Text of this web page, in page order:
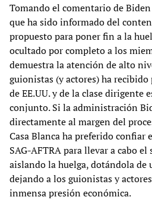
Tomando el comentario de
que ha sido informado del
propuesto para poner fin a la
ocultado por completo a los
demuestra la atención de alto
guionistas (y actores) ha
de EE.UU. y de la clase dirigente
conjunto. Si la administración
directamente al margen del
Casa Blanca ha preferido confiar
SAG-AFTRA para llevar a cabo
aislando la huelga, dotándola de
dejando a los guionistas y
inmensa presión económica.